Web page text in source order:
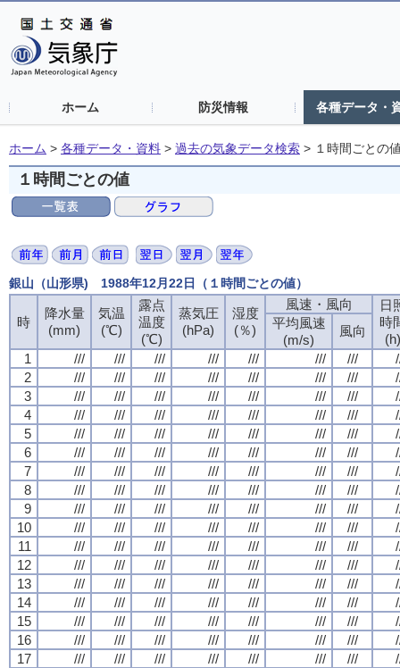
ホーム 防災情報 各種データ・
ホーム > 各種データ・資料 > 過去の気象データ検索 > １時間ごとの
１時間ごとの値
銀山（山形県) 1988年12月22日（１時間ごとの値）
時
降水量
(mm)
気温
(℃)
露点
温度
(℃)
蒸気圧
(hPa)
湿度
(％)
風速・風向
日
時
(h)
平均風速
(m/s)
風向
1
/// /// /// /// /// /// ///
2
/// /// /// /// /// /// ///
3
/// /// /// /// /// /// ///
4
/// /// /// /// /// /// ///
5
/// /// /// /// /// /// ///
6
/// /// /// /// /// /// ///
7
/// /// /// /// /// /// ///
8
/// /// /// /// /// /// ///
9
/// /// /// /// /// /// ///
10
/// /// /// /// /// /// ///
11
/// /// /// /// /// /// ///
12
/// /// /// /// /// /// ///
13
/// /// /// /// /// /// ///
14
/// /// /// /// /// /// ///
15
/// /// /// /// /// /// ///
16
/// /// /// /// /// /// ///
17
/// /// /// /// /// /// ///